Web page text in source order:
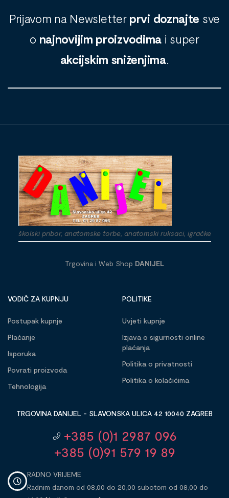
Prijavom na Newsletter prvi doznajte sve
o najnovijim proizvodima i super
akcijskim sniženjima.
školski pribor, anatomske torbe, anatomski ruksaci, igračke
Trgovina i Web Shop DANIJEL
VODIČ ZA KUPNJU
Postupak kupnje
Plaćanje
Isporuka
Povrati proizvoda
Tehnologija
POLITIKE
Uvjeti kupnje
Izjava o sigurnosti online
plaćanja
Politika o privatnosti
Politika o kolačićima
TRGOVINA DANIJEL - SLAVONSKA ULICA 42 10040 ZAGREB
+385 (0)1 2987 096
+385 (0)91 579 19 89
RADNO VRIJEME
Radnim danom od 08,00 do 20,00 subotom od 08,00 do